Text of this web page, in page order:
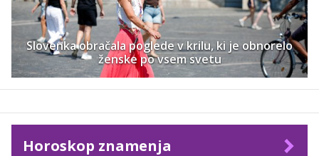
Slovenka obračala poglede v krilu, ki je obnorelo
ženske po vsem svetu
Horoskop znamenja